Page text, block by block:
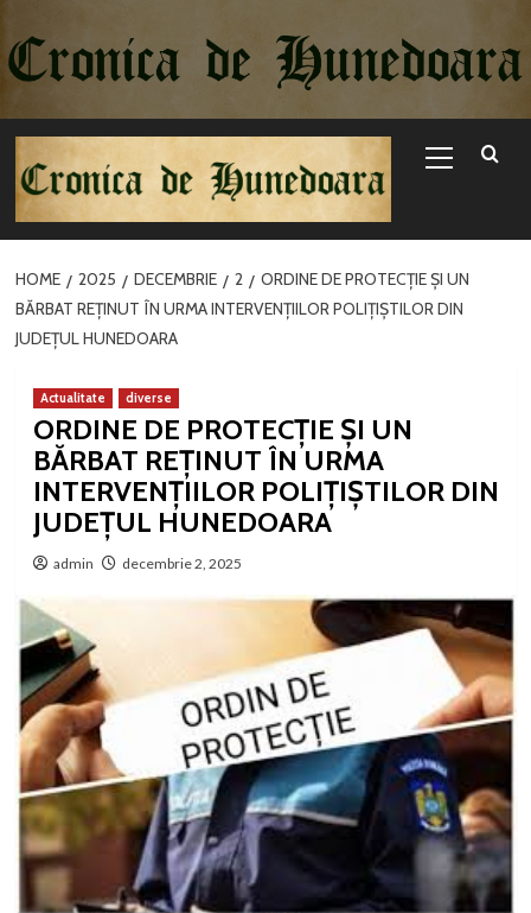
la
conținut
Menu
HOME 2025 DECEMBRIE 2
ORDINE DE PROTECȚIE ȘI UN
BĂRBAT REȚINUT ÎN URMA INTERVENȚIILOR POLIȚIȘTILOR DIN
JUDEȚUL HUNEDOARA
Actualitate diverse
ORDINE DE PROTECȚIE ȘI UN
BĂRBAT REȚINUT ÎN URMA
INTERVENȚIILOR POLIȚIȘTILOR DIN
JUDEȚUL HUNEDOARA
admin decembrie 2, 2025